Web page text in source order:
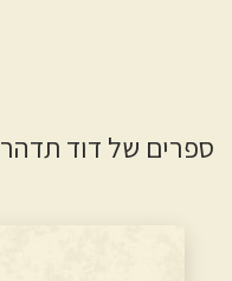
ספרים של דוד תדהר